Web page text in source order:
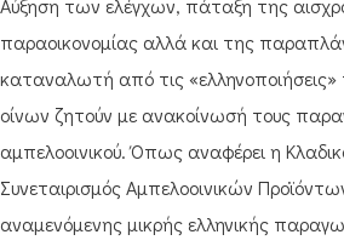
Αύξηση των ελέγχων, πάταξη της
παραοικονομίας αλλά και της
καταναλωτή από τις
οίνων ζητούν με ανακοίνωσή τους
αμπελοοινικού. Όπως αναφέρει η
Συνεταιρισμός Αμπελοοινικών
αναμενόμενης μικρής ελληνικής